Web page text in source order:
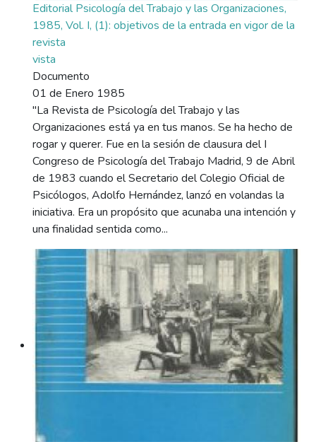
Editorial Psicología del Trabajo y las Organizaciones,
1985, Vol. I, (1): objetivos de la entrada en vigor de la
revista
vista
Documento
01 de Enero 1985
"La Revista de Psicología del Trabajo y las
Organizaciones está ya en tus manos. Se ha hecho de
rogar y querer. Fue en la sesión de clausura del I
Congreso de Psicología del Trabajo Madrid, 9 de Abril
de 1983 cuando el Secretario del Colegio Oficial de
Psicólogos, Adolfo Hernández, lanzó en volandas la
iniciativa. Era un propósito que acunaba una intención y
una finalidad sentida como...